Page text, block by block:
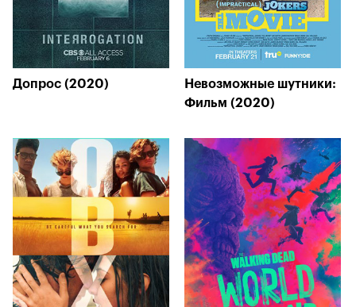
Допрос (2020)
Невозможные шутники:
Фильм (2020)